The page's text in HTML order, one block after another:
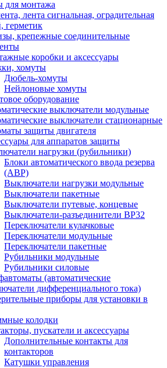
для монтажа
лента сигнальная, оградительная
герметик
крепежные соединительные
коробки и аксессуары
хомуты
Дюбель-хомуты
Нейлоновые хомуты
оборудование
выключатели модульные
выключатели стационарные
защиты двигателя
для аппаратов защиты
нагрузки (рубильники)
Блоки автоматического ввода резерва
(АВР)
Выключатели нагрузки модульные
Выключатели пакетные
Выключатели путевые, концевые
Выключатели-разъединители ВР32
Переключатели кулачковые
Переключатели модульные
Переключатели пакетные
Рубильники модульные
Рубильники силовые
(автоматические
дифференциального тока)
приборы для установки в
колодки
пускатели и аксессуары
Дополнительные контакты для
контакторов
Катушки управления